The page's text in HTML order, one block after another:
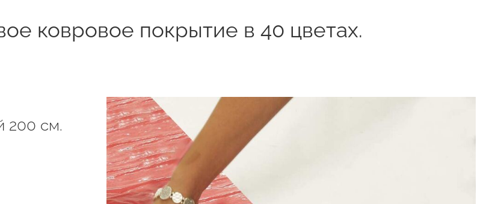
ковровое покрытие в 40 цветах.
200 см.